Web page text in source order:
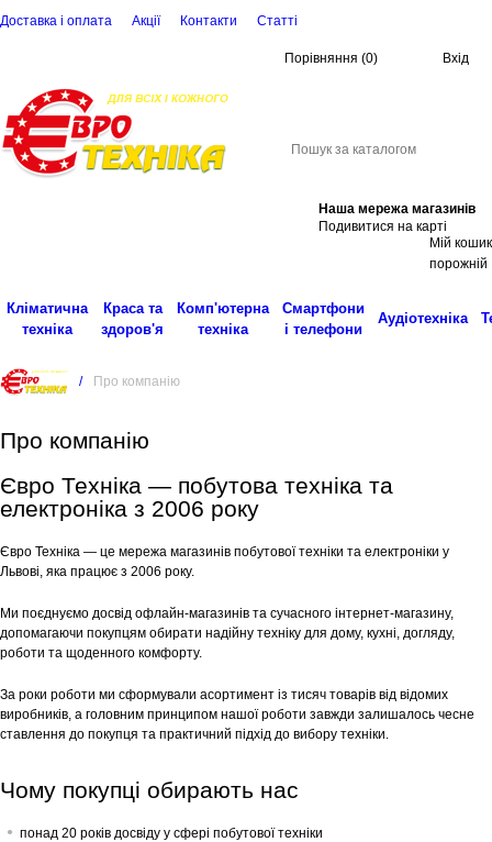
Доставка і оплата Акції Контакти Статті
Порівняння (0) Вхід
Наша мережа магазинів
Подивитися на карті
Мій кошик
порожній
Кліматична
техніка
Краса та
здоров'я
Комп'ютерна
техніка
Смартфони
і телефони
Аудіотехніка
/ Про компанію
Про компанію
Євро Техніка — побутова техніка та
електроніка з 2006 року
Євро Техніка — це мережа магазинів побутової техніки та електроніки у
Львові, яка працює з 2006 року.
Ми поєднуємо досвід офлайн-магазинів та сучасного інтернет-магазину,
допомагаючи покупцям обирати надійну техніку для дому, кухні, догляду,
роботи та щоденного комфорту.
За роки роботи ми сформували асортимент із тисяч товарів від відомих
виробників, а головним принципом нашої роботи завжди залишалось чесне
ставлення до покупця та практичний підхід до вибору техніки.
Чому покупці обирають нас
понад 20 років досвіду у сфері побутової техніки